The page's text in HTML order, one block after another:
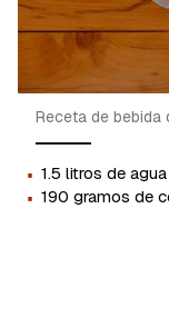
Receta de bebida
· 1.5 litros de agua
· 190 gramos de